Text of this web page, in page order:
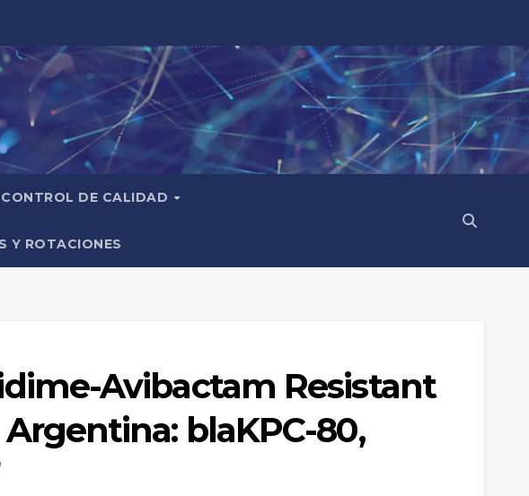
CONTROL DE CALIDAD
Y ROTACIONES
Avibactam Resistant
blaKPC-80,